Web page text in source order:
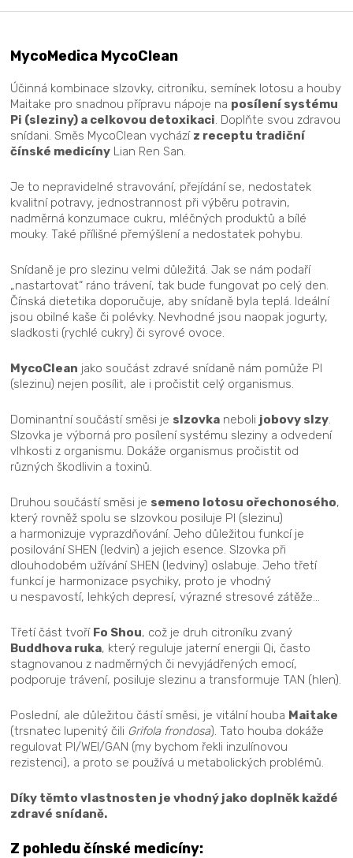
MycoMedica MycoClean
Účinná kombinace slzovky, citroníku, semínek lotosu a houby
Maitake pro snadnou přípravu nápoje na posílení systému
Pi (sleziny) a celkovou detoxikaci . Doplňte svou zdravou
snídani. Směs MycoClean vychází z receptu tradiční
čínské medicíny Lian Ren San.
Je to nepravidelné stravování, přejídání se, nedostatek
kvalitní potravy, jednostrannost při výběru potravin,
nadměrná konzumace cukru, mléčných produktů a bílé
mouky. Také přílišné přemýšlení a nedostatek pohybu.
Snídaně je pro slezinu velmi důležitá. Jak se nám podaří
„nastartovat“ ráno trávení, tak bude fungovat po celý den.
Čínská dietetika doporučuje, aby snídaně byla teplá. Ideální
jsou obilné kaše či polévky. Nevhodné jsou naopak jogurty,
sladkosti (rychlé cukry) či syrové ovoce.
MycoClean jako součást zdravé snídaně nám pomůže PI
(slezinu) nejen posílit, ale i pročistit celý organismus.
Dominantní součástí směsi je slzovka neboli jobovy slzy
Slzovka je výborná pro posílení systému sleziny a odvedení
vlhkosti z organismu. Dokáže organismus pročistit od
různých škodlivin a toxinů.
Druhou součástí směsi je semeno lotosu ořechonosého,
který rovněž spolu se slzovkou posiluje PI (slezinu)
a harmonizuje vyprazdňování. Jeho důležitou funkcí je
posilování SHEN (ledvin) a jejich esence. Slzovka při
dlouhodobém užívání SHEN (ledviny) oslabuje. Jeho třetí
funkcí je harmonizace psychiky, proto je vhodný
u nespavostí, lehkých depresí, výrazné stresové zátěže...
Třetí část tvoří Fo Shou, což je druh citroníku zvaný
Buddhova ruka, který reguluje jaterní energii Qi, často
stagnovanou z nadměrných či nevyjádřených emocí,
podporuje trávení, posiluje slezinu a transformuje TAN (hlen).
Poslední, ale důležitou částí směsi, je vitální houba Maitake
(trsnatec lupenitý čili Grifola frondosa). Tato houba dokáže
regulovat PI/WEI/GAN (my bychom řekli inzulínovou
rezistenci), a proto se používá u metabolických problémů.
Díky těmto vlastnosten je vhodný jako doplněk každé
zdravé snídaně.
Z pohledu čínské medicíny: